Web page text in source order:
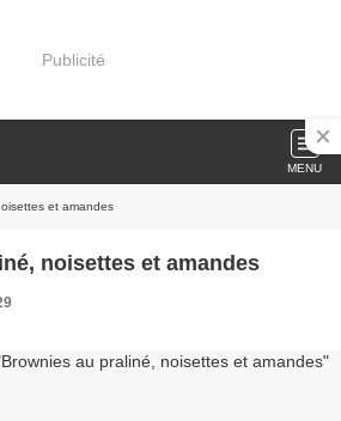
Publicité
MENU
et amandes
noisettes et amandes